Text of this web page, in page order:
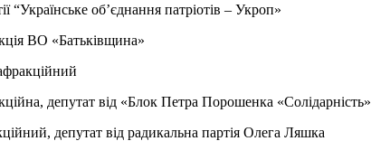
“Українське об’єднання патріотів – Укроп»
ВО «Батьківщина»
, депутат від «Блок Петра Порошенка «Солідарність»
, депутат від радикальна партія Олега Ляшка